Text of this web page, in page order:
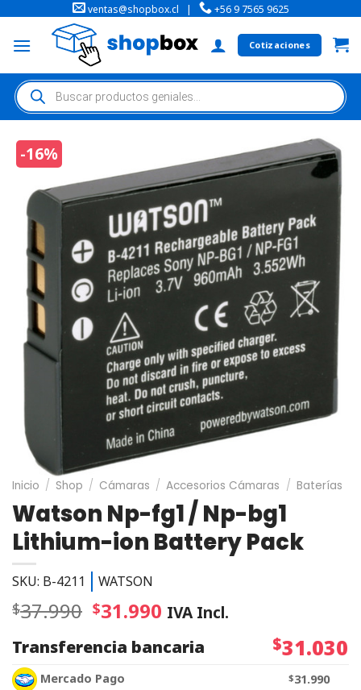
ventas@shopbox.cl | +56 9 7565 9625
Cotizaciones
-16%
Inicio / Shop / Cámaras / Accesorios Cámaras / Baterías
Watson Np-fg1 / Np-bg1
Lithium-ion Battery Pack
SKU: B-4211 WATSON
$37.990 $31.990 IVA Incl.
Transferencia bancaria
$31.030
Mercado Pago $31.990